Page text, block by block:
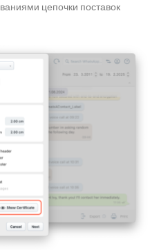
цепочки поставок